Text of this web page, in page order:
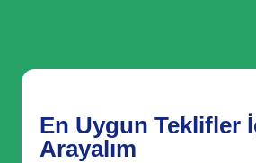
En Uygun Teklifler
Arayalım